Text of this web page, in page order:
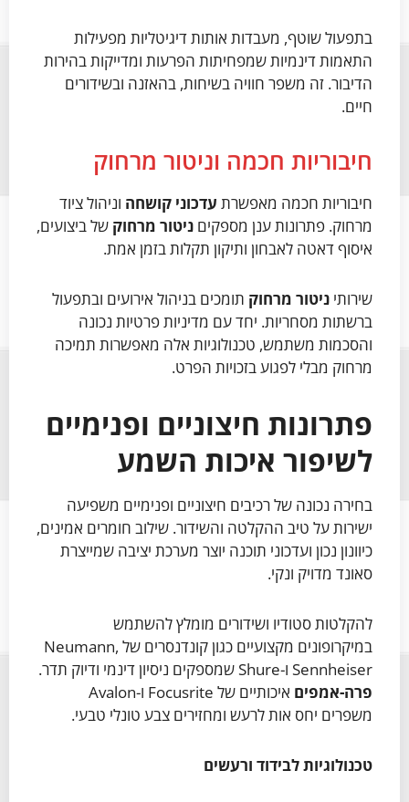
בתפעול שוטף, מעבדות אותות דיגיטליות מפעילות
התאמות דינמיות שמפחיתות הפרעות ומדייקות בהירות
הדיבור. זה משפר חוויה בשיחות, בהאזנה ובשידורים
חיים.
חיבוריות חכמה וניטור מרחוק
חיבוריות חכמה מאפשרת עדכוני קושחה וניהול ציוד
מרחוק. פתרונות ענן מספקים ניטור מרחוק של ביצועים,
איסוף דאטה לאבחון ותיקון תקלות בזמן אמת.
שירותי ניטור מרחוק תומכים בניהול אירועים ובתפעול
ברשתות מסחריות. יחד עם מדיניות פרטיות נכונה
והסכמות משתמש, טכנולוגיות אלה מאפשרות תמיכה
מרחוק מבלי לפגוע בזכויות הפרט.
פתרונות חיצוניים ופנימיים
לשיפור איכות השמע
בחירה נכונה של רכיבים חיצוניים ופנימיים משפיעה
ישירות על טיב ההקלטה והשידור. שילוב חומרים אמינים,
כיוונון נכון ועדכוני תוכנה יוצר מערכת יציבה שמייצרת
סאונד מדויק ונקי.
להקלטות סטודיו ושידורים מומלץ להשתמש
במיקרופונים מקצועיים כגון קונדנסרים של Neumann,
Sennheiser ו-Shure שמספקים ניסיון דינמי ודיוק תדר.
פרה-אמפים
איכותיים של Focusrite ו-Avalon
משפרים יחס אות לרעש ומחזירים צבע טונלי טבעי.
טכנולוגיות לבידוד ורעשים